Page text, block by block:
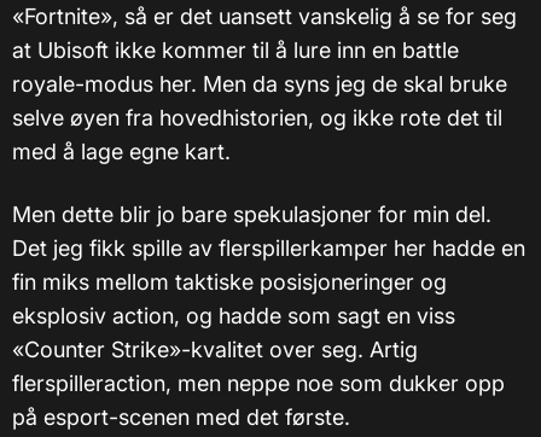
«Fortnite», så er det uansett vanskelig å se for seg
at Ubisoft ikke kommer til å lure inn en battle
royale-modus her. Men da syns jeg de skal bruke
selve øyen fra hovedhistorien, og ikke rote det til
med å lage egne kart.
Men dette blir jo bare spekulasjoner for min del.
Det jeg fikk spille av flerspillerkamper her hadde en
fin miks mellom taktiske posisjoneringer og
eksplosiv action, og hadde som sagt en viss
«Counter Strike»-kvalitet over seg. Artig
flerspilleraction, men neppe noe som dukker opp
på esport-scenen med det første.